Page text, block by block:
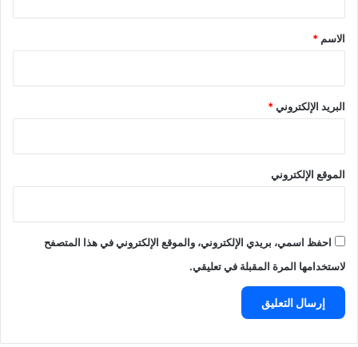
*
الاسم *
البريد الإلكتروني*
الموقع الإلكتروني
احفظ اسمي، بريدي الإلكتروني، والموقع الإلكتروني في هذا المتصفح
لاستخدامها المرة المقبلة في تعليقي.